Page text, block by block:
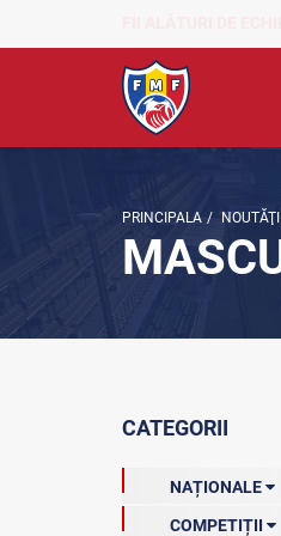
PRINCIPALA / NOUTĂŢI
CATEGORII
NAȚIONALE
COMPETIȚII